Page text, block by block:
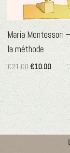
Maria Montessori
la méthode
€21.00 €10.00